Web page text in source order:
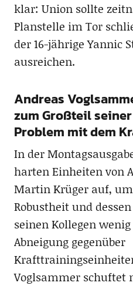
klar: Union sollte
Planstelle im Tor
der 16-jährige Yannic
ausreichen.
Andreas
zum Großteil
Problem mit dem
In der
harten Einheiten von
Martin Krüger auf,
Robustheit und
seinen Kollegen
Abneigung gegenüber
Voglsammer schuftet